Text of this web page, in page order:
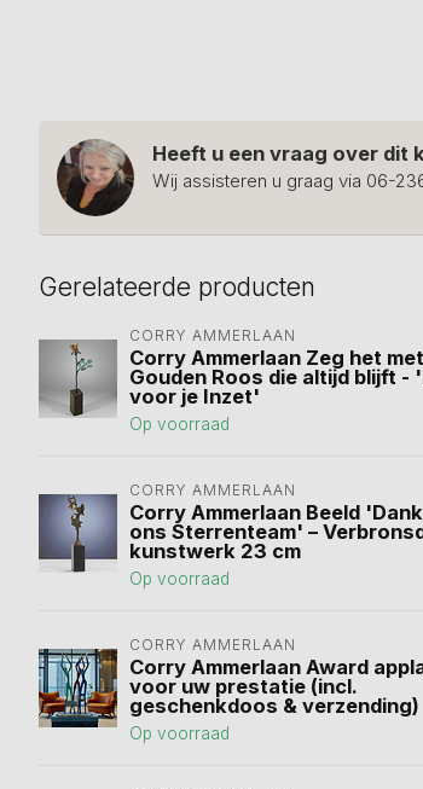
Heeft u een vraag over dit
Wij assisteren u graag via 06-
Gerelateerde producten
CORRY AMMERLAAN
Corry Ammerlaan Zeg het
Gouden Roos die altijd blijft -
voor je Inzet'
Op voorraad
CORRY AMMERLAAN
Corry Ammerlaan Beeld
ons Sterrenteam' –
kunstwerk 23 cm
Op voorraad
CORRY AMMERLAAN
Corry Ammerlaan Award
voor uw prestatie (incl.
geschenkdoos & verzending)
Op voorraad